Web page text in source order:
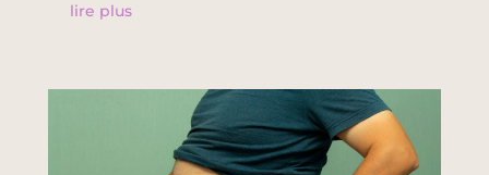
lire plus